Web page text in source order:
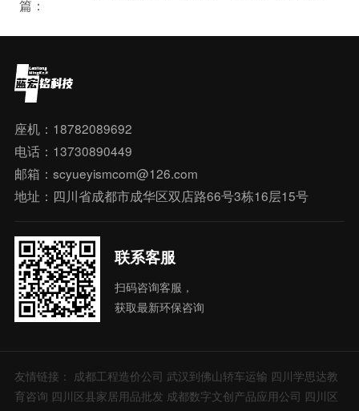
篇：
座机：18782089692
电话：13730890449
邮箱：scyueyismcom@126.com
地址：四川省成都市成华区双店路66号3栋16层15号
联系客服
扫码咨询客服，
获取最新环保咨询
友情链接： 成都工程造价公司 武汉到佛山轿车运输 四川学思达教
育咨询 四川区县家居用品批发 成都数字文创产品应用公司 四川区